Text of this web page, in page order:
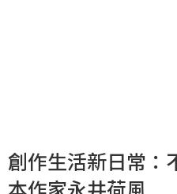
創作生活新日常：